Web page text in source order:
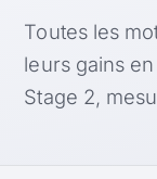
Toutes les
leurs gains
Stage 2,